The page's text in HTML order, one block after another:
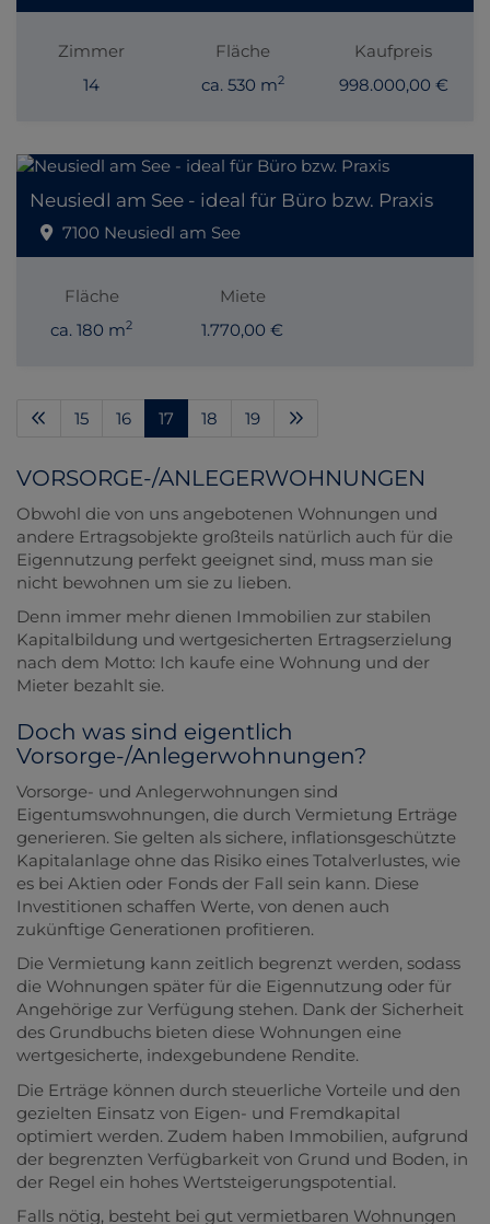
Zimmer
14
Fläche
ca. 530 m2
Kaufpreis
998.000,00 €
Neusiedl am See - ideal für Büro bzw. Praxis
7100 Neusiedl am See
Fläche
ca. 180 m2
Miete
1.770,00 €
15 16 17 18 19
VORSORGE-/ANLEGERWOHNUNGEN
Obwohl die von uns angebotenen Wohnungen und
andere Ertragsobjekte großteils natürlich auch für die
Eigennutzung perfekt geeignet sind, muss man sie
nicht bewohnen um sie zu lieben.
Denn immer mehr dienen Immobilien zur stabilen
Kapitalbildung und wertgesicherten Ertragserzielung
nach dem Motto: Ich kaufe eine Wohnung und der
Mieter bezahlt sie.
Doch was sind eigentlich
Vorsorge-/Anlegerwohnungen?
Vorsorge- und Anlegerwohnungen sind
Eigentumswohnungen, die durch Vermietung Erträge
generieren. Sie gelten als sichere, inflationsgeschützte
Kapitalanlage ohne das Risiko eines Totalverlustes, wie
es bei Aktien oder Fonds der Fall sein kann. Diese
Investitionen schaffen Werte, von denen auch
zukünftige Generationen profitieren.
Die Vermietung kann zeitlich begrenzt werden, sodass
die Wohnungen später für die Eigennutzung oder für
Angehörige zur Verfügung stehen. Dank der Sicherheit
des Grundbuchs bieten diese Wohnungen eine
wertgesicherte, indexgebundene Rendite.
Die Erträge können durch steuerliche Vorteile und den
gezielten Einsatz von Eigen- und Fremdkapital
optimiert werden. Zudem haben Immobilien, aufgrund
der begrenzten Verfügbarkeit von Grund und Boden, in
der Regel ein hohes Wertsteigerungspotential.
Falls nötig, besteht bei gut vermietbaren Wohnungen